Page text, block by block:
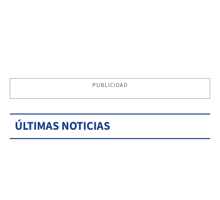
PUBLICIDAD
ÚLTIMAS NOTICIAS